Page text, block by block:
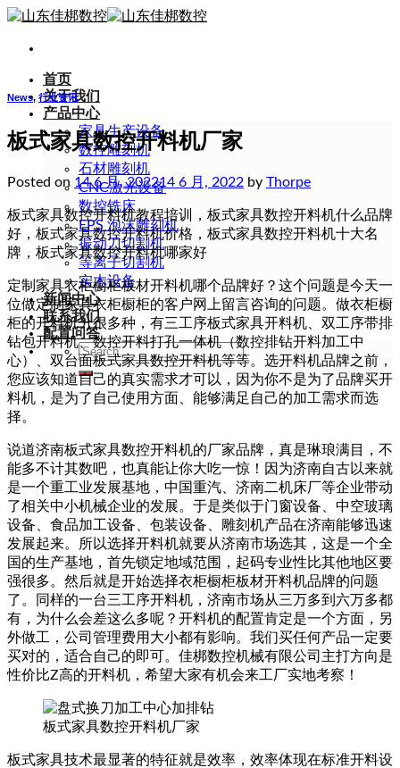
Skip
content
首页
关于我们
产品中心
家具生产设备
数控雕刻机
石材雕刻机
CNC激光设备
数控铣床
EPS 泡沫雕刻机
振动刀切割机
等离子切割机
实木设备
新闻中心
联系我们
配置问答
Search
for:
News, 行业资讯
板式家具数控开料机厂家
Posted on 14 6 月, 202214 6 月, 2022 by Thorpe
板式家具数控开料机教程培训，板式家具数控开料机什么品牌
好，板式家具数控开料机价格，板式家具数控开料机十大名
牌，板式家具数控开料机哪家好
定制家具衣柜橱柜板材开料机哪个品牌好？这个问题是今天一
位做定制家具衣柜橱柜的客户网上留言咨询的问题。做衣柜橱
柜的开料机分很多种，有三工序板式家具开料机、双工序带排
钻包开料机、数控开料打孔一体机（数控排钻开料加工中
心）、双台面板式家具数控开料机等等。选开料机品牌之前，
您应该知道自己的真实需求才可以，因为你不是为了品牌买开
料机，是为了自己使用方面、能够满足自己的加工需求而选
择。
说道济南板式家具数控开料机的厂家品牌，真是琳琅满目，不
能多不计其数吧，也真能让你大吃一惊！因为济南自古以来就
是一个重工业发展基地，中国重汽、济南二机床厂等企业带动
了相关中小机械企业的发展。于是类似于门窗设备、中空玻璃
设备、食品加工设备、包装设备、雕刻机产品在济南能够迅速
发展起来。所以选择开料机就要从济南市场选其，这是一个全
国的生产基地，首先锁定地域范围，起码专业性比其他地区要
强很多。然后就是开始选择衣柜橱柜板材开料机品牌的问题
了。同样的一台三工序开料机，济南市场从三万多到六万多都
有，为什么会差这么多呢？开料机的配置肯定是一个方面，另
外做工，公司管理费用大小都有影响。我们买任何产品一定要
买对的，适合自己的即可。佳梆数控机械有限公司主打方向是
性价比Z高的开料机，希望大家有机会来工厂实地考察！
板式家具数控开料机厂家
板式家具技术最显著的特征就是效率，效率体现在标准开料设